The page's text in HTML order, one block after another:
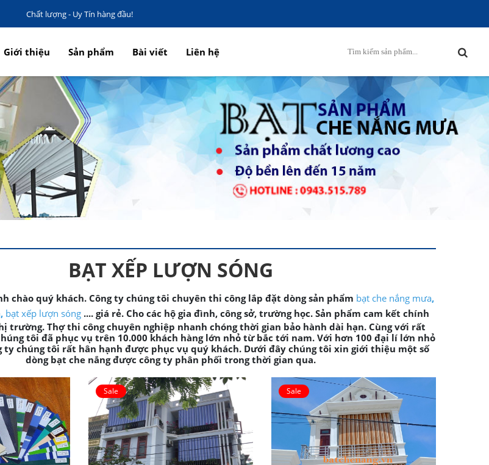
Chất lượng - Uy Tín hàng đầu!
Giới thiệu Sản phẩm Bài viết Liên hệ
BẠT XẾP LƯỢN SÓNG
chào quý khách. Công ty chúng tôi chuyên thi công lắp đặt dòng sản phẩm bạt che nắng mưa,
, bạt xếp lượn sóng .... giá rẻ. Cho các hộ gia đình, công sở, trường học. Sản phẩm cam kết chính
trường. Thợ thi công chuyên nghiệp nhanh chóng thời gian bảo hành dài hạn. Cùng với rất
tôi đã phục vụ trên 10.000 khách hàng lớn nhỏ từ bắc tới nam. Với hơn 100 đại lí lớn nhỏ
ty chúng tôi rất hân hạnh được phục vụ quý khách. Dưới đây chúng tôi xin giới thiệu một số
dòng bạt che nắng được công ty phân phối trong thời gian qua.